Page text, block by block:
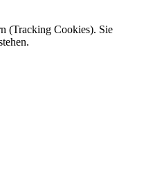
(Tracking Cookies). Sie